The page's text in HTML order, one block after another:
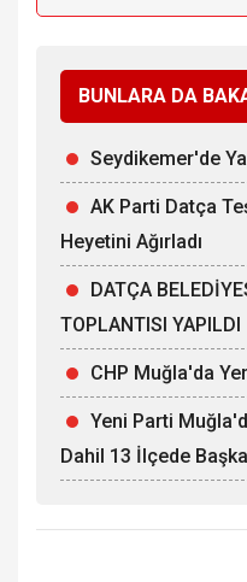
BUNLARA DA
Seydikemer'de
AK Parti Datça
Heyetini Ağırladı
DATÇA
TOPLANTISI YAPILDI
CHP Muğla'da
Yeni Parti
Dahil 13 İlçede